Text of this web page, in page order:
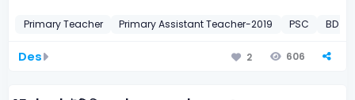
Primary Teacher Primary Assistant Teacher-2019 PSC BD
Des 2 606